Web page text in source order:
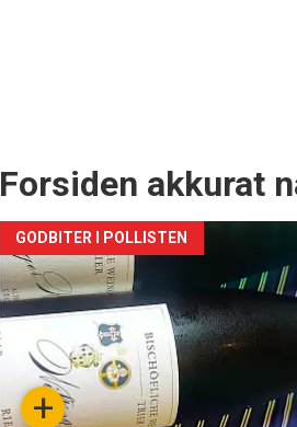
Forsiden akkurat
+
GODBITER I POLLISTEN